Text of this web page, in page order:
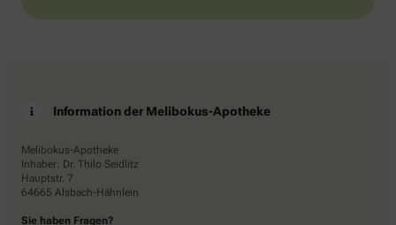
Information der Melibokus-Apotheke
Melibokus-Apotheke
Inhaber: Dr. Thilo Seidlitz
Hauptstr. 7
64665 Alsbach-Hähnlein
Sie haben Fragen?